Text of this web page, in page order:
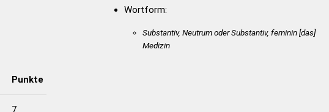
Punkte
7
Wortform:
Substantiv, Neutrum oder Substantiv, feminin [das]
Medizin